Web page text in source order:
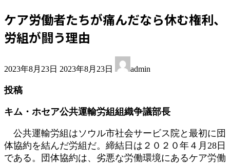
ケア労働者たちが痛んだなら休む権利、
労組が闘う理由
2023年8月23日 終
時
2023年8月23日 admin
投稿
キム・ホセア公共運輸労組組織争議部長
公共運輸労組はソウル市社会サービス院と最初に団
体協約を結んだ労組だ。締結日は２０２０年４月28日
である。団体協約は、劣悪な労働環境にあるケア労働